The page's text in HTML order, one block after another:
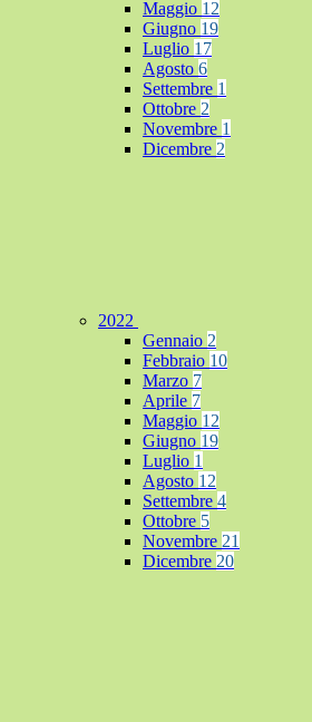
Maggio 12
Giugno 19
Luglio 17
Agosto 6
Settembre 1
Ottobre 2
Novembre 1
Dicembre 2
2022
Gennaio 2
Febbraio 10
Marzo 7
Aprile 7
Maggio 12
Giugno 19
Luglio 1
Agosto 12
Settembre 4
Ottobre 5
Novembre 21
Dicembre 20